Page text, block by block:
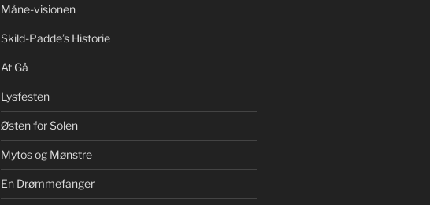
Måne-visionen
Skild-Padde’s Historie
At Gå
Lysfesten
Østen for Solen
Mytos og Mønstre
En Drømmefanger